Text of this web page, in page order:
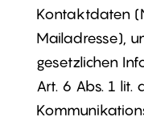
Kontaktdaten
Mailadresse),
gesetzlichen
Art. 6 Abs. 1 lit.